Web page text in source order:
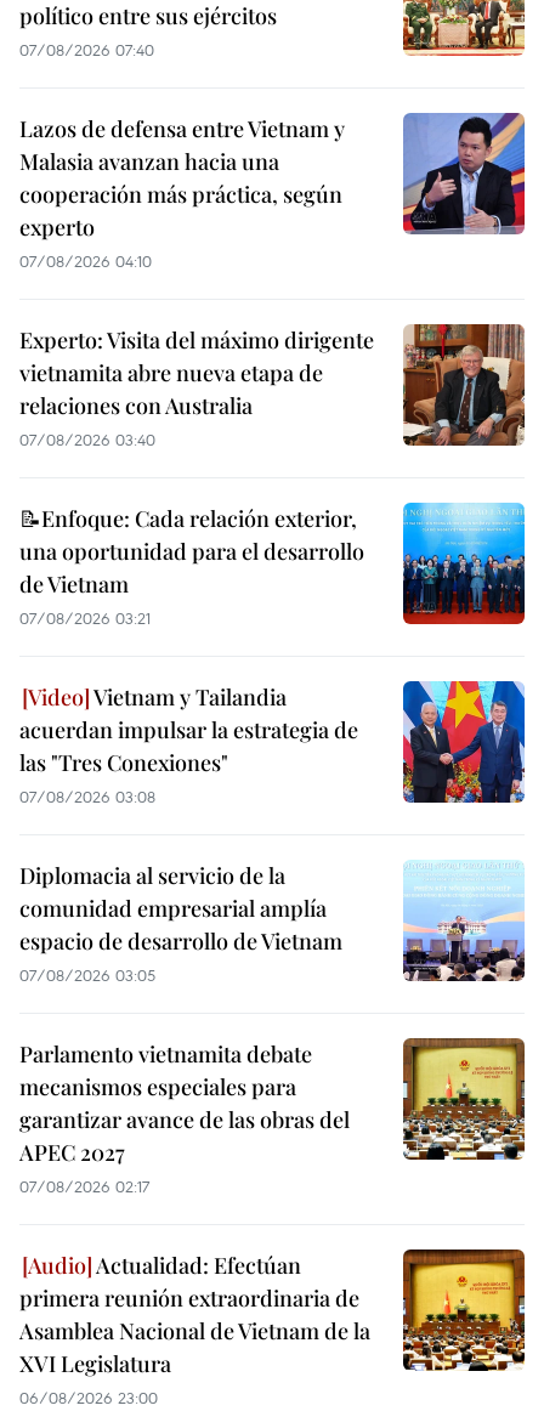
político entre sus ejércitos
07/08/2026 07:40
Lazos de defensa entre Vietnam y
Malasia avanzan hacia una
cooperación más práctica, según
experto
07/08/2026 04:10
Experto: Visita del máximo dirigente
vietnamita abre nueva etapa de
relaciones con Australia
07/08/2026 03:40
📝Enfoque: Cada relación exterior,
una oportunidad para el desarrollo
de Vietnam
07/08/2026 03:21
Vietnam y Tailandia
acuerdan impulsar la estrategia de
las "Tres Conexiones"
07/08/2026 03:08
Diplomacia al servicio de la
comunidad empresarial amplía
espacio de desarrollo de Vietnam
07/08/2026 03:05
Parlamento vietnamita debate
mecanismos especiales para
garantizar avance de las obras del
APEC 2027
07/08/2026 02:17
Actualidad: Efectúan
primera reunión extraordinaria de
Asamblea Nacional de Vietnam de la
XVI Legislatura
06/08/2026 23:00